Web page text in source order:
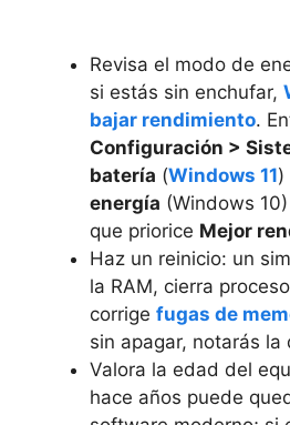
Revisa el modo de
si estás sin enchufar,
bajar rendimiento.
Configuración >
batería (Windows 11)
energía (Windows
que priorice Mejor
Haz un reinicio: un
la RAM, cierra
corrige fugas de
sin apagar, notarás la
Valora la edad del
hace años puede